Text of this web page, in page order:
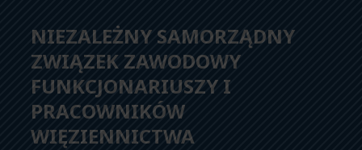
NIEZALEŻNY SAMORZĄDNY
ZWIĄZEK ZAWODOWY
FUNKCJONARIUSZY I
PRACOWNIKÓW
WIĘZIENNICTWA